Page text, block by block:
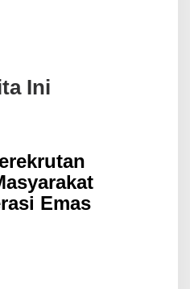
Ini
Emas